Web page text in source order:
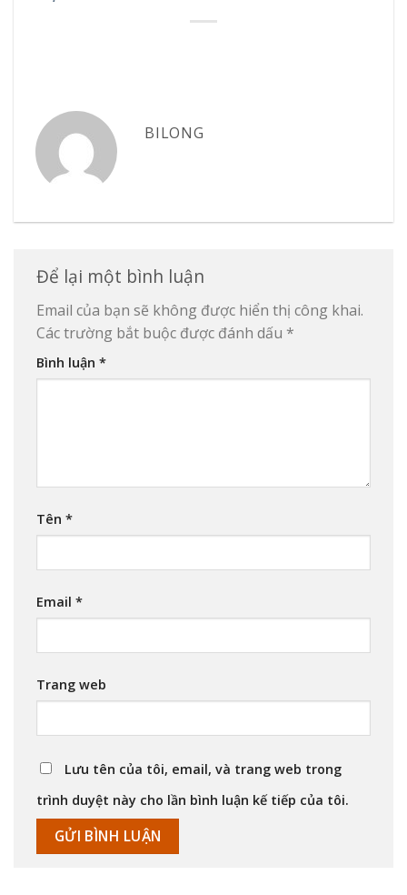
BILONG
Để lại một bình luận
Email của bạn sẽ không được hiển thị công khai.
Các trường bắt buộc được đánh dấu *
Bình luận *
Tên *
Email *
Trang web
Lưu tên của tôi, email, và trang web trong
trình duyệt này cho lần bình luận kế tiếp của tôi.